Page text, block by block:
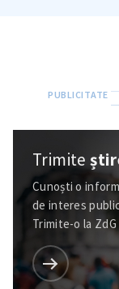
Trimite
Cunoști o
de interes
Trimite-o la ZdG